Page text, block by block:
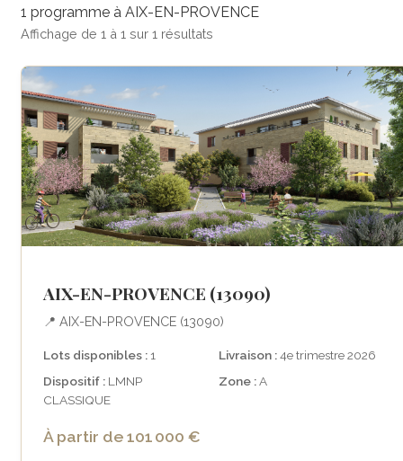
1 programme à AIX-EN-PROVENCE
Affichage de 1 à 1 sur 1 résultats
AIX-EN-PROVENCE (13090)
📍 AIX-EN-PROVENCE (13090)
Lots disponibles : 1 Livraison :4e trimestre 2026
Dispositif : LMNP
CLASSIQUE
Zone :A
À partir de 101 000 €